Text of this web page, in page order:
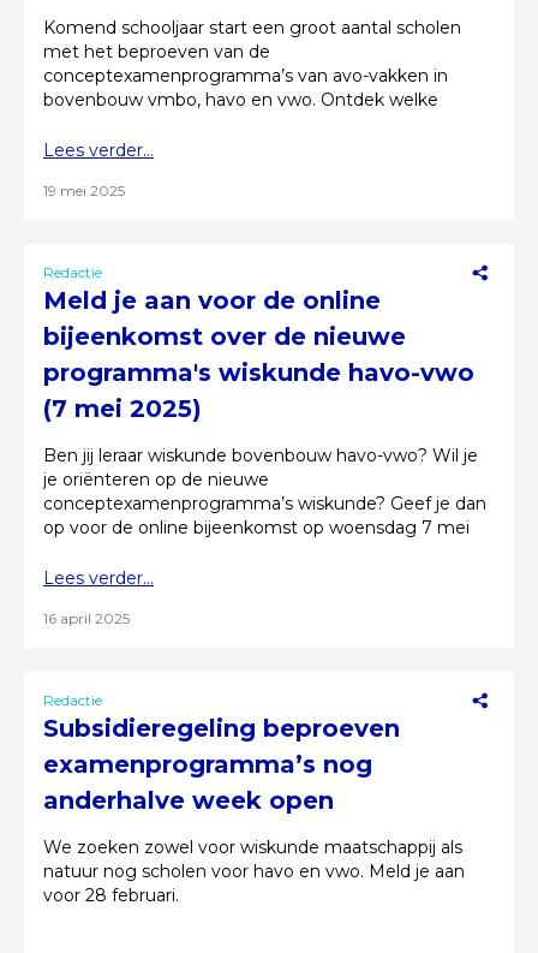
Komend schooljaar start een groot aantal scholen
met het beproeven van de
conceptexamenprogramma’s van avo-vakken in
bovenbouw vmbo, havo en vwo. Ontdek welke
Lees verder...
19 mei 2025
Redactie
Meld je aan voor de online
bijeenkomst over de nieuwe
programma's wiskunde havo-vwo
(7 mei 2025)
Ben jij leraar wiskunde bovenbouw havo-vwo? Wil je
je oriënteren op de nieuwe
conceptexamenprogramma’s wiskunde? Geef je dan
op voor de online bijeenkomst op woensdag 7 mei
Lees verder...
16 april 2025
Redactie
Subsidieregeling beproeven
examenprogramma’s nog
anderhalve week open
We zoeken zowel voor wiskunde maatschappij als
natuur nog scholen voor havo en vwo. Meld je aan
voor 28 februari.